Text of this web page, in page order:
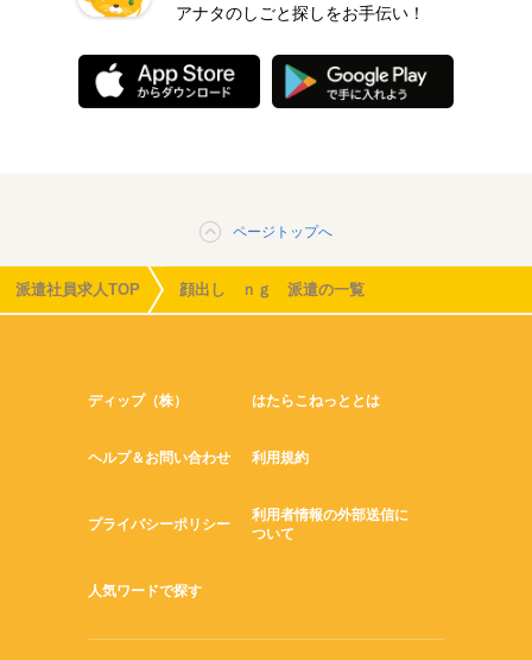
アナタのしごと探しをお手伝い！
ページトップへ
派遣社員求人TOP 顔出し ｎｇ 派遣の一覧
ディップ（株） はたらこねっととは
ヘルプ＆お問い合わせ 利用規約
プライバシーポリシー
利用者情報の外部送信に
ついて
人気ワードで探す